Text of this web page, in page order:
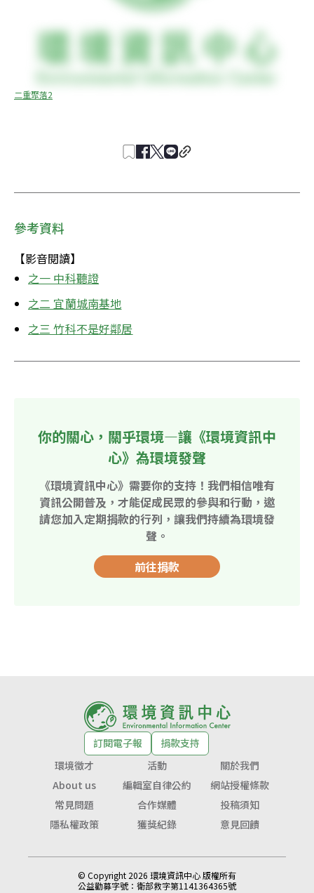
二重聚落2
參考資料
【影音閱讀】
之一 中科聽證
之二 宜蘭城南基地
之三 竹科不是好鄰居
你的關心，關乎環境—讓《環境資訊中
心》為環境發聲
《環境資訊中心》需要你的支持！我們相信唯有
資訊公開普及，才能促成民眾的參與和行動，邀
請您加入定期捐款的行列，讓我們持續為環境發
聲。
前往捐款
訂閱電子報
捐款支持
環境徵才
活動
關於我們
About us
編輯室自律公約
網站授權條款
常見問題
合作媒體
投稿須知
隱私權政策
獲獎紀錄 意見回饋
© Copyright 2026 環境資訊中心 版權所有
公益勸募字號： 衛部救字第1141364365號